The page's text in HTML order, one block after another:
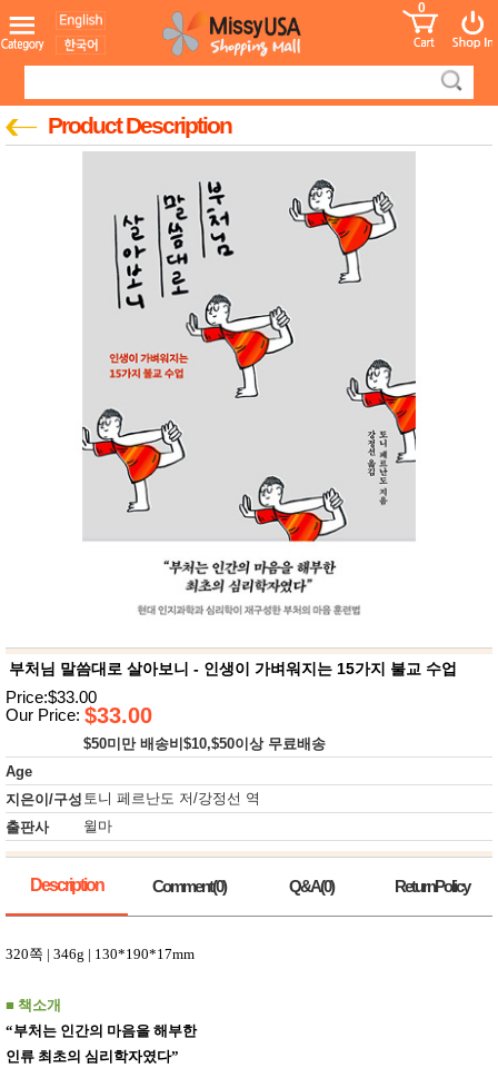
도 어린이
청소년
컬러링
만화
남성화
장품
미용제
품
계절/생
활가전
건강가
전
주 명품식
드
기
품
품
식 즉석가
공식품
쌀/잡곡/
MissyShop
Login
0
Product Description
부처님 말씀대로 살아보니 - 인생이 가벼워지는 15가지 불교 수업
Price:$33.00
Our Price: $33.00
$50미만 배송비$10,$50이상 무료배송
Age
지은이/구성 토니 페르난도 저/강정선 역
출판사
윌마
Description Comment(0) Q&A(0) ReturnPolicy
320쪽 | 346g | 130*190*17mm
■ 책소개
“부처는 인간의 마음을 해부한
인류 최초의 심리학자였다”